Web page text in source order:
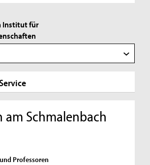
Institut für
am Schmalenbach
Professoren